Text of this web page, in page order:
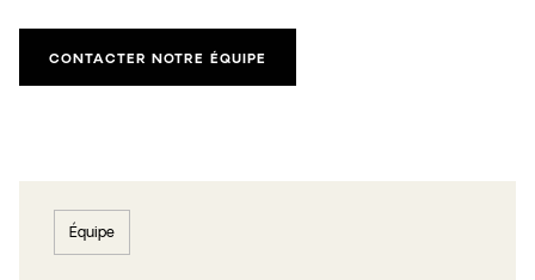
CONTACTER NOTRE ÉQUIPE
Équipe